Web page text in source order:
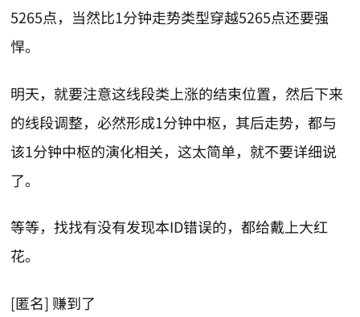
5265点，当然比1分钟走势类型穿越5265点还要强
悍。
明天，就要注意这线段类上涨的结束位置，然后下来
的线段调整，必然形成1分钟中枢，其后走势，都与
该1分钟中枢的演化相关，这太简单，就不要详细说
了。
等等，找找有没有发现本ID错误的，都给戴上大红
花。
[匿名] 赚到了